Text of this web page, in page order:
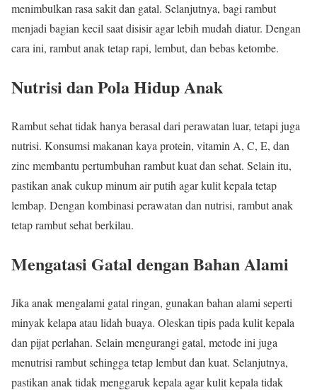
menimbulkan rasa sakit dan gatal. Selanjutnya, bagi rambut
menjadi bagian kecil saat disisir agar lebih mudah diatur. Dengan
cara ini, rambut anak tetap rapi, lembut, dan bebas ketombe.
Nutrisi dan Pola Hidup Anak
Rambut sehat tidak hanya berasal dari perawatan luar, tetapi juga
nutrisi. Konsumsi makanan kaya protein, vitamin A, C, E, dan
zinc membantu pertumbuhan rambut kuat dan sehat. Selain itu,
pastikan anak cukup minum air putih agar kulit kepala tetap
lembap. Dengan kombinasi perawatan dan nutrisi, rambut anak
tetap rambut sehat berkilau.
Mengatasi Gatal dengan Bahan Alami
Jika anak mengalami gatal ringan, gunakan bahan alami seperti
minyak kelapa atau lidah buaya. Oleskan tipis pada kulit kepala
dan pijat perlahan. Selain mengurangi gatal, metode ini juga
menutrisi rambut sehingga tetap lembut dan kuat. Selanjutnya,
pastikan anak tidak menggaruk kepala agar kulit kepala tidak